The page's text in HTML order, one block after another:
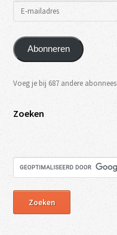
Abonneren
Voeg je bij 687 andere abonnees
Zoeken